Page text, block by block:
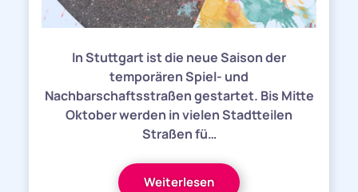
In Stuttgart ist die neue Saison der
temporären Spiel- und
Nachbarschaftsstraßen gestartet. Bis Mitte
Oktober werden in vielen Stadtteilen
Straßen fü…
Weiterlesen